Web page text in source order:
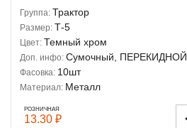
Группа: Трактор
Размер: Т-5
Цвет: Темный хром
Доп. инфо: Сумочный, ПЕРЕКИДНОЙ
Фасовка: 10шт
Материал: Металл
РОЗНИЧНАЯ
13.30 ₽